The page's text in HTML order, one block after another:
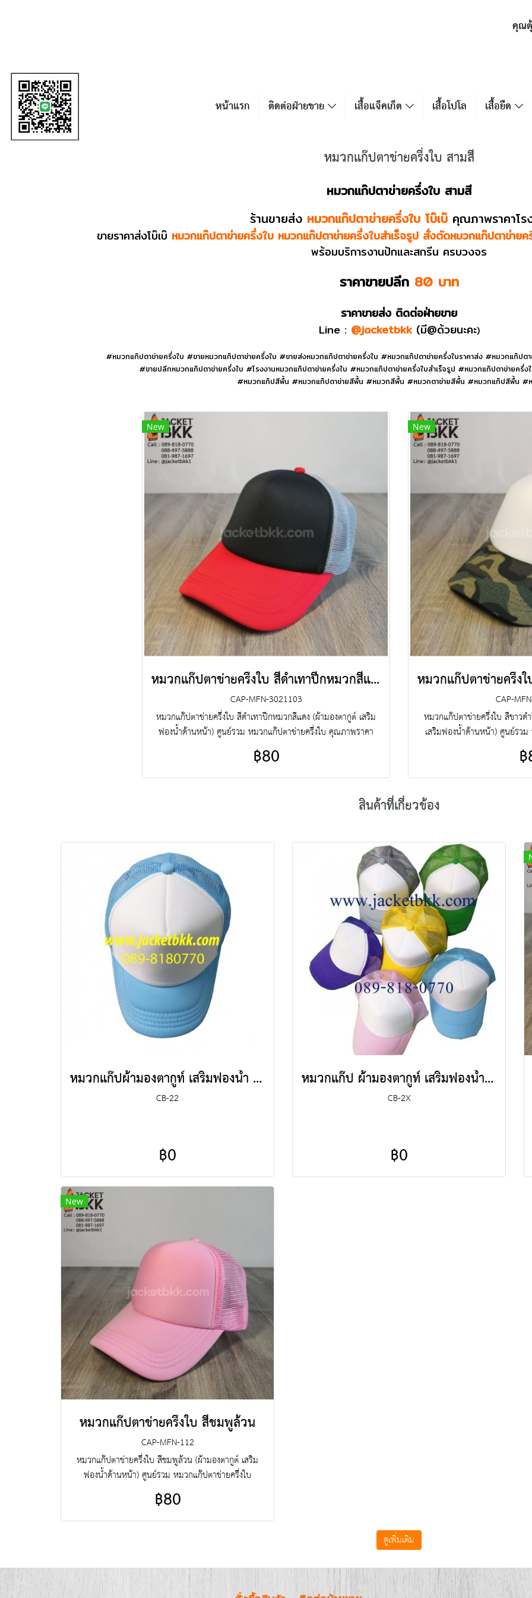
คุณ
หน้าแรก ติดต่อฝ่ายขาย เสื้อแจ็คเก็ต เสื้อโปโล เสื้อยืด
หมวกแก๊ปตาข่ายครึ่งใบ สามสี
หมวกแก๊ปตาข่ายครึ่งใบ สามสี
ร้านขายส่ง หมวกแก๊ปตาข่ายครึ่งใบ โบ๊เบ๊ คุณภาพราคาโร
ขายราคาส่งโบ๊เบ๊ หมวกแก๊ปตาข่ายครึ่งใบ หมวกแก๊ปตาข่ายครึ่งใบสำเร็จรูป สั่งตัดหมวกแก๊ปตาข่ายค
พร้อมบริการงานปักและสกรีน ครบวงจร
ราคาขายปลีก 80 บาท
ราคาขายส่ง ติดต่อฝ่ายขาย
Line : @jacketbkk(มี@ด้วยนะคะ)
#หมวกแก๊ปตาข่ายครึ่งใบ #ขายหมวกแก๊ปตาข่ายครึ่งใบ #ขายส่งหมวกแก๊ปตาข่ายครึ่งใบ #หมวกแก๊ปตาข่ายครึ่งใบราคาส่ง #หมวกแก๊ปต
#ขายปลีกหมวกแก๊ปตาข่ายครึ่งใบ #โรงงานหมวกแก๊ปตาข่ายครึ่งใบ #หมวกแก๊ปตาข่ายครึ่งใบสำเร็จรูป #หมวกแก๊ปตาข่ายครึ่
#หมวกแก๊ปสีพื้น #หมวกแก๊ปตาข่ายสีพื้น #หมวกสีพื้น #หมวกตาข่ายสีพื้น #หมวกแก๊ปสีพื้น #
New
หมวกแก๊ปตาข่ายครึ่งใบ สีดำเทาปีกหมวกสีแดง
CAP-MFN-3021103
หมวกแก๊ปตาข่ายครึ่งใบ สีดำเทาปีกหมวกสีแดง (ผ้ามองตากูต์ เสริม
ฟองน้ำด้านหน้า) ศูนย์รวม หมวกแก๊ปตาข่ายครึ่งใบ คุณภาพราคา
โรงงาน ขายราคาปลีกส่งโบ๊เบ๊ หมวกแก๊ปตาข่ายครึ่งใบ หมวกแก๊ป
ตาข่ายครึ่งใบสำเร็จรูป สั่งตัดหมวกแก๊ปตาข่ายครึ่งใบ ฯลฯ พร้อม
บริการงานปัก ครบวงจร ติดต่อฝ่ายขาย Line : @jacketbkk (มี@ด้วย
฿80
New
CAP-
หมวกแก๊ปตาข่ายครึ่งใบ สีขาว
เสริมฟองน้ำด้านหน้า) ศูนย์รว
ราคาโรงงาน ขายราคาปลีกส่
แก๊ปตาข่ายครึ่งใบสำเร็จรูป สั่ง
บริการงานปัก ครบวงจร ติดต่อฝ่
สินค้าที่เกี่ยวข้อง
หมวกแก๊ปผ้ามองตากูท์ เสริมฟองน้ำ ตัดต่อฟ้าขาว
CB-22
฿0
หมวกแก๊ป ผ้ามองตากูท์ เสริมฟองน้ำ ชนิดตัดต่อ สองสี
CB-2X
฿0
New
หมวกแก๊ปตาข่ายครึ่งใบ สีชมพูล้วน
CAP-MFN-112
หมวกแก๊ปตาข่ายครึ่งใบ สีชมพูล้วน (ผ้ามองตากูต์ เสริม
ฟองน้ำด้านหน้า) ศูนย์รวม หมวกแก๊ปตาข่ายครึ่งใบ
คุณภาพราคาโรงงาน ขายราคาปลีกส่งโบ๊เบ๊ หมวกแก๊ป
ตาข่ายครึ่งใบ หมวกแก๊ปตาข่ายครึ่งใบสำเร็จรูป สั่งตัดหมวก
แก๊ปตาข่ายครึ่งใบ ฯลฯ พร้อมบริการงานปัก ครบวงจร
฿80
ดูเพิ่มเติม